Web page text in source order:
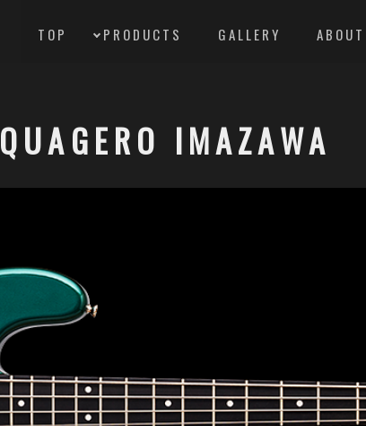
TOP PRODUCTS GALLERY ABOUT
QUAGERO IMAZAWA